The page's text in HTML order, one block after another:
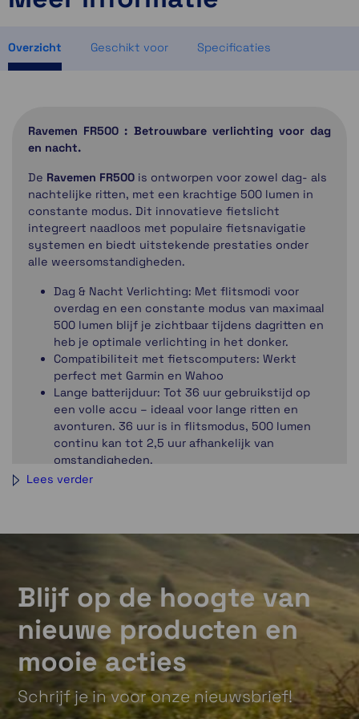
2 op voorraad
Overzicht Geschikt voor Specificaties
Ravemen FR500 : Betrouwbare verlichting voor dag
en nacht.
De Ravemen FR500 is ontworpen voor zowel dag- als
nachtelijke ritten, met een krachtige 500 lumen in
constante modus. Dit innovatieve fietslicht
integreert naadloos met populaire fietsnavigatie
systemen en biedt uitstekende prestaties onder
alle weersomstandigheden.
Dag & Nacht Verlichting: Met flitsmodi voor
overdag en een constante modus van maximaal
500 lumen blijf je zichtbaar tijdens dagritten en
heb je optimale verlichting in het donker.
Compatibiliteit met fietscomputers: Werkt
perfect met Garmin en Wahoo
Lange batterijduur: Tot 36 uur gebruikstijd op
een volle accu – ideaal voor lange ritten en
avonturen. 36 uur is in flitsmodus, 500 lumen
continu kan tot 2,5 uur afhankelijk van
omstandigheden.
Ravemen FR500 LED verlichting
Met zijn krachtige prestaties, slimme functies en
robuuste ontwerp is de FR500 een ideale keuze voor
fietsers die zoeken naar betrouwbare verlichting en
veelzijdigheid.
USB-C Opladen & Powerbankfunctie: Eenvoudig
Lees verder
Blijf op de hoogte van
nieuwe producten en
mooie acties
Schrijf je in voor onze nieuwsbrief!